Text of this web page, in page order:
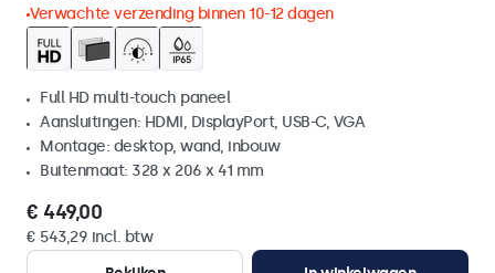
Verwachte verzending binnen 10-12 dagen
Full HD multi-touch paneel
Aansluitingen: HDMI, DisplayPort, USB-C, VGA
Montage: desktop, wand, inbouw
Buitenmaat: 328 x 206 x 41 mm
€ 449,00
€ 543,29 incl. btw